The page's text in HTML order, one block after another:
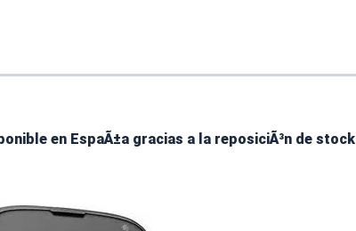
en EspaÃ±a gracias a la reposiciÃ³n de stock